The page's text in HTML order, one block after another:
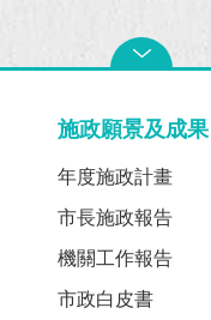
施政願景及成果
年度施政計畫
市長施政報告
機關工作報告
市政白皮書